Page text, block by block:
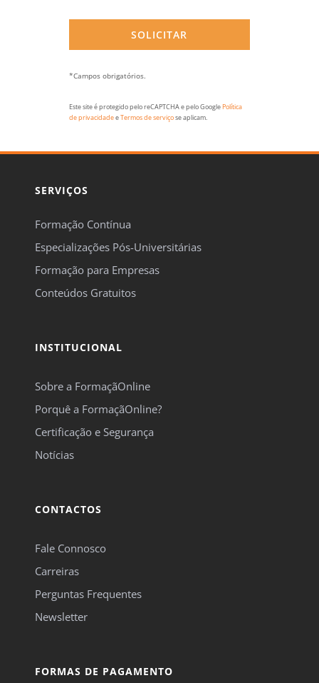
*Campos obrigatórios.
Este site é protegido pelo reCAPTCHA e pelo GooglePolítica
de privacidadeeTermos de serviçose aplicam.
SERVIÇOS
Formação Contínua
Especializações Pós-Universitárias
Formação para Empresas
Conteúdos Gratuitos
INSTITUCIONAL
Sobre a FormaçãOnline
Porquê a FormaçãOnline?
Certificação e Segurança
Notícias
CONTACTOS
Fale Connosco
Carreiras
Perguntas Frequentes
Newsletter
FORMAS DE PAGAMENTO